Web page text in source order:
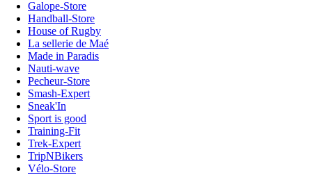
Galope-Store
Handball-Store
House of Rugby
La sellerie de Maé
Made in Paradis
Nauti-wave
Pecheur-Store
Smash-Expert
Sneak'In
Sport is good
Training-Fit
Trek-Expert
TripNBikers
Vélo-Store